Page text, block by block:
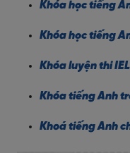
Khóa học tiếng
Khóa học tiếng
Khóa luyện thi
Khóa tiếng Anh
Khoá tiếng Anh